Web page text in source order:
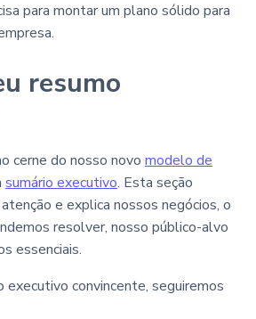
para montar um plano sólido para
resumo
cerne do nosso novo modelo de
sumário executivo. Esta seção
e explica nossos negócios, o
resolver, nosso público-alvo
essenciais.
executivo convincente, seguiremos